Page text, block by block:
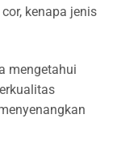
kenapa jenis
mengetahui